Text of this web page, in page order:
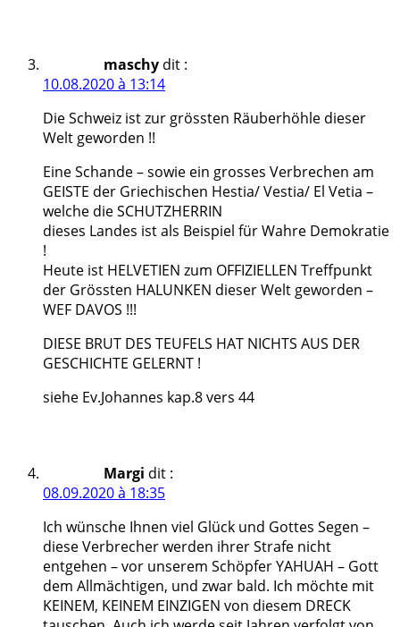
maschy dit :
10.08.2020 à 13:14
Die Schweiz ist zur grössten Räuberhöhle dieser
Welt geworden !!
Eine Schande – sowie ein grosses Verbrechen am
GEISTE der Griechischen Hestia/ Vestia/ El Vetia –
welche die SCHUTZHERRIN
dieses Landes ist als Beispiel für Wahre Demokratie
!
Heute ist HELVETIEN zum OFFIZIELLEN Treffpunkt
der Grössten HALUNKEN dieser Welt geworden –
WEF DAVOS !!!
DIESE BRUT DES TEUFELS HAT NICHTS AUS DER
GESCHICHTE GELERNT !
siehe Ev.Johannes kap.8 vers 44
Margi dit :
08.09.2020 à 18:35
Ich wünsche Ihnen viel Glück und Gottes Segen –
diese Verbrecher werden ihrer Strafe nicht
entgehen – vor unserem Schöpfer YAHUAH – Gott
dem Allmächtigen, und zwar bald. Ich möchte mit
KEINEM, KEINEM EINZIGEN von diesem DRECK